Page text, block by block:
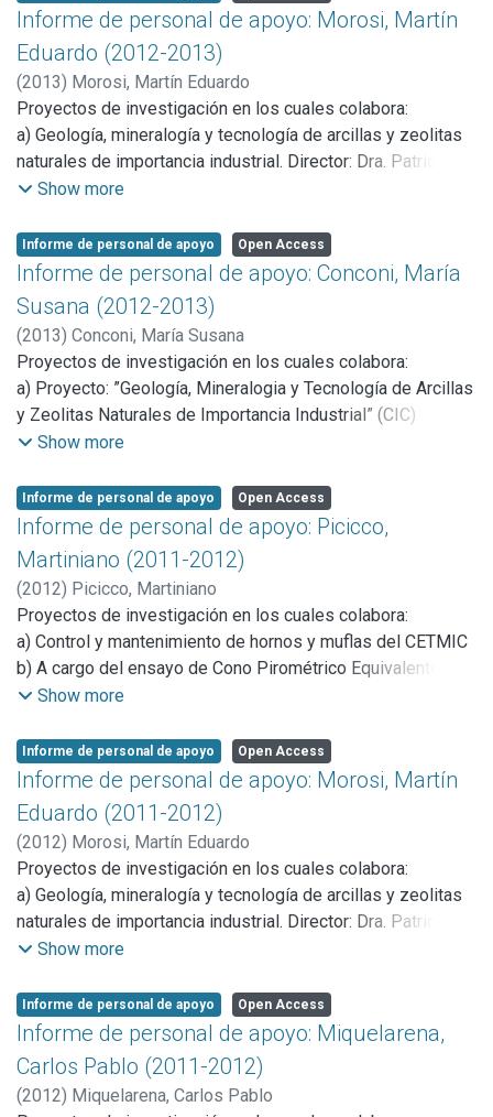
Rendtorff.
Informe de personal de apoyo: Morosi, Martín
Eduardo (2012-2013)
(2013) Morosi, Martín Eduardo
Proyectos de investigación en los cuales colabora:
a) Geología, mineralogía y tecnología de arcillas y zeolitas
naturales de importancia industrial. Director: Dra. Patricia
Zalba. Institución: Comisión de Investigaciones Científicas
(Catamarca. Argentina).11/N536 Director: Bárbara Balesta.
Institución: Laboratorio de Análisis Cerámico (LAC) UNLP
Show more
Informe de personal de apoyo Open Access
Informe de personal de apoyo: Conconi, María
Susana (2012-2013)
(2013) Conconi, María Susana
Proyectos de investigación en los cuales colabora:
a) Proyecto: ”Geología, Mineralogia y Tecnología de Arcillas
y Zeolitas Naturales de Importancia Industrial” (CIC)
dirigido por la Dra. Patricia E. Zalba. (Inv. CIC)
zirconio (ZrO2) con aplicaciones tecnológicas.PICT 01169
ANPCYT 2009-2012. Finalizado en diciembre de 2012.
Dirigido por Dr. Esteban Aglietti.
c) Proyecto: Materiales Ceramicos micro y nano
estructurados de Zirconia con aplicaciones tecnológicas.
PICT-2011-0778. Dirigido por Dr. Esteban Aglietti.
d) Proyecto: Procesamiento coloidal, diseño y evaluación
de cerámicos y compositos basados en zirconia. PIP-
0775 – CONICET. Dirigido por Ing. Liliana Garrido.
SHALE Y TIGHT (GAS & OIL). FASE I Fabricación a Escala
Laboratorio. Convenio CONICET – CIC- YPF. Dirigido por Dr.
Alberto N. Scian. Participación como Lider Técnico del
proyecto.
Show more
Informe de personal de apoyo Open Access
Informe de personal de apoyo: Picicco,
Martiniano (2011-2012)
(2012) Picicco, Martiniano
Proyectos de investigación en los cuales colabora:
a) Control y mantenimiento de hornos y muflas del CETMIC
b) A cargo del ensayo de Cono Pirométrico Equivalente
c) Colaboración con investigadores CIC/CONICET del
Show more
Informe de personal de apoyo Open Access
Informe de personal de apoyo: Morosi, Martín
Eduardo (2011-2012)
(2012) Morosi, Martín Eduardo
Proyectos de investigación en los cuales colabora:
a) Geología, mineralogía y tecnología de arcillas y zeolitas
naturales de importancia industrial. Director: Dra. Patricia
Zalba. Institución: Comisión de Investigaciones Científicas
(Catamarca. Argentina).11/N536 Director: Bárbara Balesta.
Institución: Laboratorio de Análisis Cerámico (LAC) UNLP
Show more
Informe de personal de apoyo Open Access
Informe de personal de apoyo: Miquelarena,
Carlos Pablo (2011-2012)
(2012) Miquelarena, Carlos Pablo